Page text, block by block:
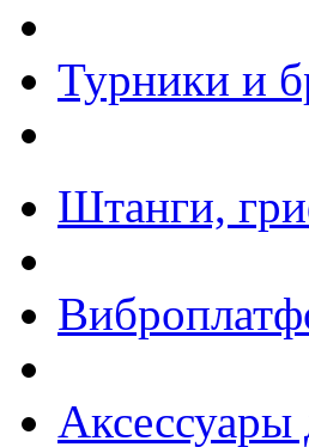
Турники и
Штанги,
Аксессуары